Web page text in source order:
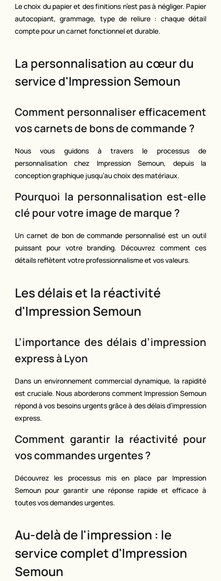
Le choix du papier et des finitions n’est pas à négliger. Papier
autocopiant, grammage, type de reliure : chaque détail
compte pour un carnet fonctionnel et durable.
La personnalisation au cœur du
service d'Impression Semoun
Comment personnaliser efficacement
vos carnets de bons de commande ?
Nous vous guidons à travers le processus de
personnalisation chez Impression Semoun, depuis la
conception graphique jusqu’au choix des matériaux.
Pourquoi la personnalisation est-elle
clé pour votre image de marque ?
Un carnet de bon de commande personnalisé est un outil
puissant pour votre branding. Découvrez comment ces
détails reflètent votre professionnalisme et vos valeurs.
Les délais et la réactivité
d'Impression Semoun
L’importance des délais d’impression
express à Lyon
Dans un environnement commercial dynamique, la rapidité
est cruciale. Nous aborderons comment Impression Semoun
répond à vos besoins urgents grâce à des délais d’impression
express.
Comment garantir la réactivité pour
vos commandes urgentes ?
Découvrez les processus mis en place par Impression
Semoun pour garantir une réponse rapide et efficace à
toutes vos demandes urgentes.
Au-delà de l'impression : le
service complet d'Impression
Semoun